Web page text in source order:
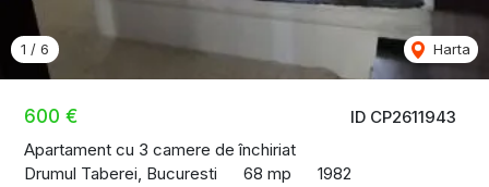
ID CP2611943
600 €
Apartament cu 3 camere de închiriat
Drumul Taberei, Bucuresti
68 mp 1982
1 / 6 Harta